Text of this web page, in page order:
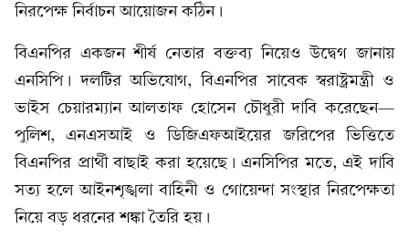
নিরপেক্ষ নির্বাচন আয়োজন কঠিন।
বিএনপির একজন শীর্ষ নেতার বক্তব্য নিয়েও উদ্বেগ জানায়
এনসিপি। দলটির অভিযোগ, বিএনপির সাবেক স্বরাষ্ট্রমন্ত্রী ও
ভাইস চেয়ারম্যান আলতাফ হোসেন চৌধুরী দাবি করেছেন—
পুলিশ, এনএসআই ও ডিজিএফআইয়ের জরিপের ভিত্তিতে
বিএনপির প্রার্থী বাছাই করা হয়েছে। এনসিপির মতে, এই দাবি
সত্য হলে আইনশৃঙ্খলা বাহিনী ও গোয়েন্দা সংস্থার নিরপেক্ষতা
নিয়ে বড় ধরনের শঙ্কা তৈরি হয়।